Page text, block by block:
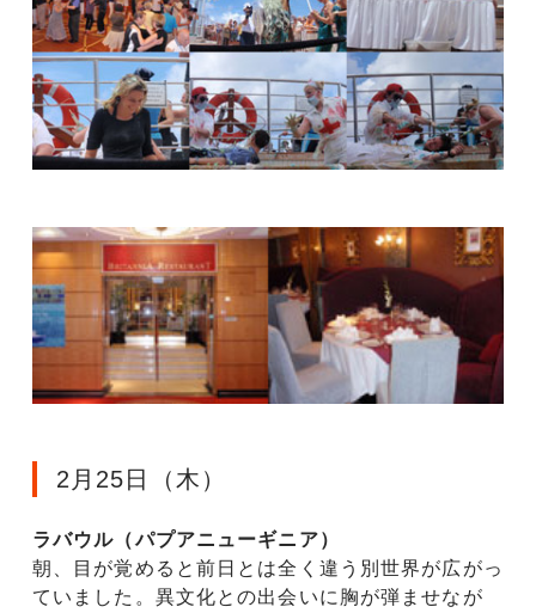
2月25日（木）
ラバウル（パプアニューギニア）
朝、目が覚めると前日とは全く違う別世界が広がっ
ていました。異文化との出会いに胸が弾ませなが